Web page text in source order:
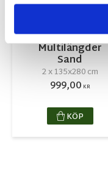
James
Multilängder
Sand
2 x 135x280 cm
999,00 KR
KÖP